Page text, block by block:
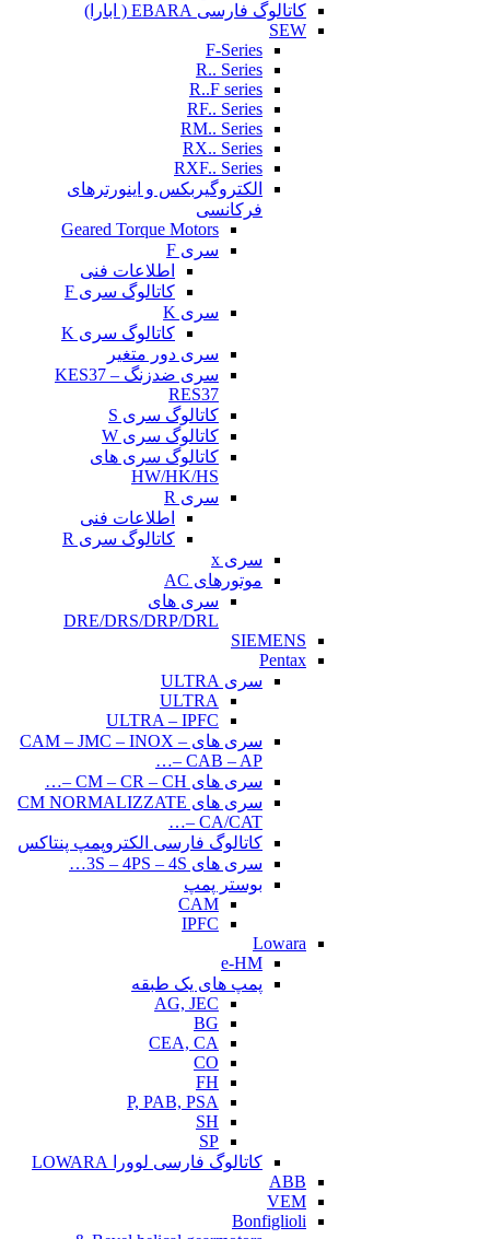
کاتالوگ فارسی EBARA ( ابارا)
SEW
F-Series
R.. Series
R..F series
RF.. Series
RM.. Series
RX.. Series
RXF.. Series
الکتروگیربکس و اینورترهای
فرکانسی
Geared Torque Motors
سری F
اطلاعات فنی
کاتالوگ سری F
سری K
کاتالوگ سری K
سری دور متغیر
سری ضدزنگ KES37 –
RES37
کاتالوگ سری S
کاتالوگ سری W
کاتالوگ سری های
HW/HK/HS
سری R
اطلاعات فنی
کاتالوگ سری R
سری x
موتورهای AC
سری های
DRE/DRS/DRP/DRL
SIEMENS
Pentax
سری ULTRA
ULTRA
ULTRA – IPFC
سری های CAM – JMC – INOX –
CAB – AP –…
سری های CM – CR – CH –…
سری های CM NORMALIZZATE
– CA/CAT…
کاتالوگ فارسی الکتروپمپ پنتاکس
سری های 3S – 4PS – 4S…
بوستر پمپ
CAM
IPFC
Lowara
e-HM
پمپ های یک طبقه
AG, JEC
BG
CEA, CA
CO
FH
P, PAB, PSA
SH
SP
کاتالوگ فارسی لوورا LOWARA
ABB
VEM
Bonfiglioli